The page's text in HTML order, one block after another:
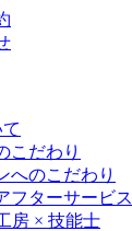
こだわり
へのこだわり
フターサービス
房 × 技能士